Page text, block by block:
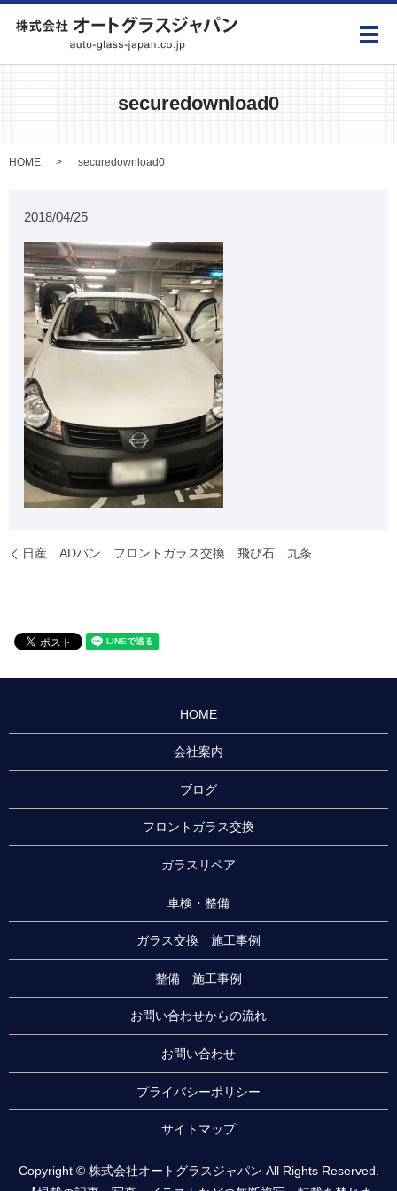
メ
securedownload0
HOME securedownload0
2018/04/25
日産 ADバン フロントガラス交換 飛び石 九条
HOME
会社案内
ブログ
フロントガラス交換
ガラスリペア
車検・整備
ガラス交換 施工事例
整備 施工事例
お問い合わせからの流れ
お問い合わせ
プライバシーポリシー
サイトマップ
Copyright © 株式会社オートグラスジャパン All Rights Reserved.